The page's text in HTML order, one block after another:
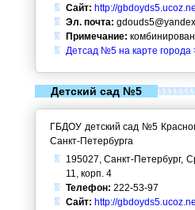
Сайт: http://
Эл. почта:
Примечание:
Детсад №5 на карте города
Детский сад №5
ГБДОУ детский сад №5
Санкт-Петербурга
195027, Санкт-Петербург,
11, корп. 4
Телефон: 222-53-97
Сайт: http://